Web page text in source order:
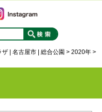
| 名古屋市 | 総合公園 > 2020年 >